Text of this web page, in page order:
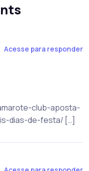
Acesse para responder
club-aposta-
dias-de-festa/ […]